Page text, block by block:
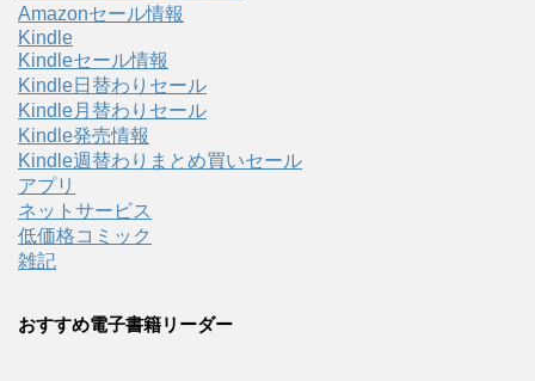
Amazonセール情報
Kindle
Kindleセール情報
Kindle日替わりセール
Kindle月替わりセール
Kindle発売情報
Kindle週替わりまとめ買いセール
アプリ
ネットサービス
低価格コミック
雑記
おすすめ電子書籍リーダー